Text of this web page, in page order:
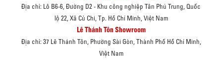
Địa chỉ: Lô B6-6, Đường D2 - Khu công nghiệp Tân Phú Trung, Quốc
lộ 22, Xã Củ Chi, Tp. Hồ Chí Minh, Việt Nam
Lê Thánh Tôn Showroom
Địa chỉ: 37 Lê Thánh Tôn, Phường Sài Gòn, Thành Phố Hồ Chí Minh,
Việt Nam